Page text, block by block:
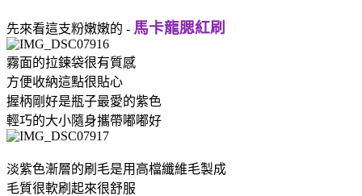
先來看這支粉嫩嫩的 - 馬卡龍腮紅刷
霧面的拉鍊袋很有質感
方便收納這點很貼心
握柄剛好是瓶子最愛的紫色
輕巧的大小隨身攜帶嘟嘟好
淡紫色漸層的刷毛是用高檔纖維毛製成
毛質很軟刷起來很舒服